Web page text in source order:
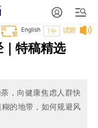
试听
T中
English
｜特稿精选
，向健康焦虑人群快
的地带，如何规避风